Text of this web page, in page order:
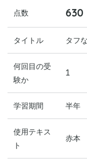
点数 630
タイトル タフ
何回目の受
験か
1
学習期間 半年
使用テキス
ト
赤本